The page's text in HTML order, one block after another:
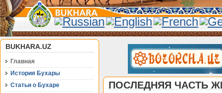
BUKHARA.UZ
Главная
История Бухары
Статьи о Бухаре
ПОСЛЕДНЯЯ ЧАСТЬ